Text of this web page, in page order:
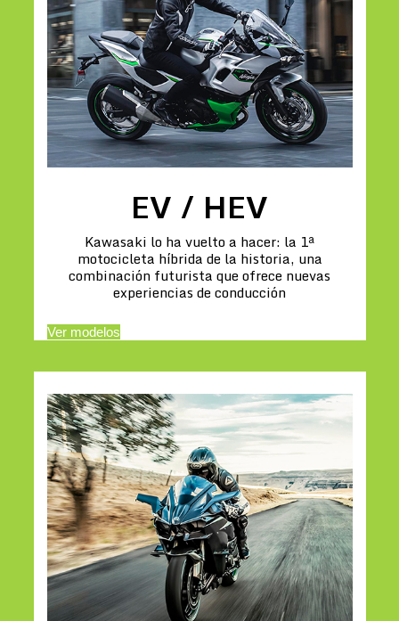
EV / HEV
Kawasaki lo ha vuelto a hacer: la 1ª
motocicleta híbrida de la historia, una
combinación futurista que ofrece nuevas
experiencias de conducción
Ver modelos